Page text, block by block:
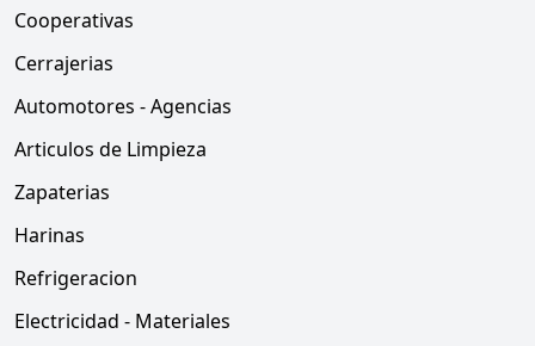
Cooperativas
Cerrajerias
Automotores - Agencias
Articulos de Limpieza
Zapaterias
Harinas
Refrigeracion
Electricidad - Materiales